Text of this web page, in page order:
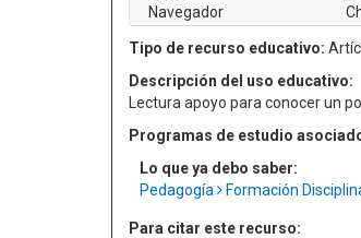
Navegador
Tipo de recurso educativo:
Descripción del uso educativo:
Lectura apoyo para conocer un
Programas de estudio
Lo que ya debo saber:
Pedagogía
Formación
Para citar este recurso: